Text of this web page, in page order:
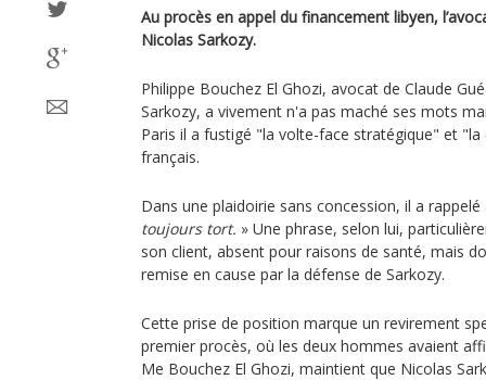
Au procès en appel du financement libyen,
Nicolas Sarkozy.
Philippe Bouchez El Ghozi, avocat de Claude
Sarkozy, a vivement n'a pas maché ses mots
Paris il a fustigé "la volte-face stratégique" et "la
français.
Dans une plaidoirie sans concession, il a rappelé
toujours tort. » Une phrase, selon lui,
son client, absent pour raisons de santé, mais
remise en cause par la défense de Sarkozy.
Cette prise de position marque un revirement
premier procès, où les deux hommes avaient
Me Bouchez El Ghozi, maintient que Nicolas